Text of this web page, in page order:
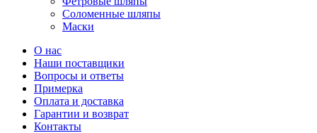
Соломенные шляпы
Маски
О нас
Наши поставщики
Вопросы и ответы
Примерка
Оплата и доставка
Гарантии и возврат
Контакты